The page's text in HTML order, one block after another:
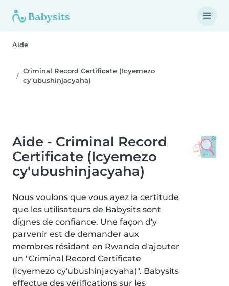
Aide
Criminal Record Certificate (Icyemezo
cy'ubushinjacyaha)
Aide - Criminal Record
Certificate (Icyemezo
cy'ubushinjacyaha)
Nous voulons que vous ayez la certitude
que les utilisateurs de Babysits sont
dignes de confiance. Une façon d'y
parvenir est de demander aux
membres résidant en Rwanda d'ajouter
un "Criminal Record Certificate
(Icyemezo cy'ubushinjacyaha)". Babysits
effectue des vérifications sur les